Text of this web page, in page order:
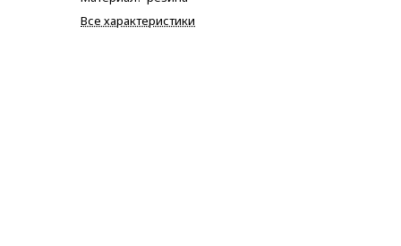
Все характеристики